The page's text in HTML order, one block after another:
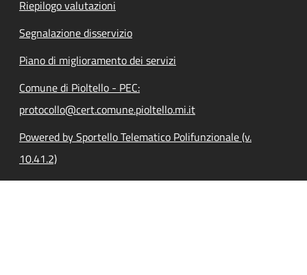
Riepilogo valutazioni
Segnalazione disservizio
Piano di miglioramento dei servizi
Comune di Pioltello - PEC:
protocollo@cert.comune.pioltello.mi.it
Powered by Sportello Telematico Polifunzionale (v.
10.41.2)